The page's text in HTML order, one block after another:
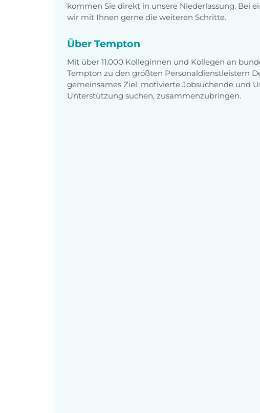
kommen Sie direkt in unsere Niederlassung. Bei
wir mit Ihnen gerne die weiteren Schritte.
Über Tempton
Mit über 11.000 Kolleginnen und Kollegen an
Tempton zu den größten Personaldienstleistern
gemeinsames Ziel: motivierte Jobsuchende und
Unterstützung suchen, zusammenzubringen.